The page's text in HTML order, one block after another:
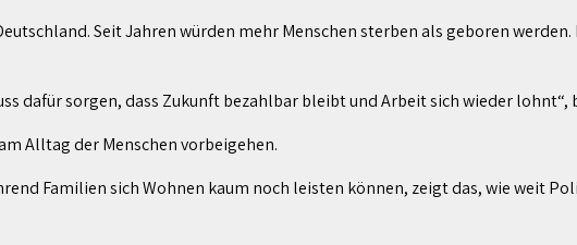
Seit Jahren würden mehr Menschen sterben als geboren werden.
dafür sorgen, dass Zukunft bezahlbar bleibt und Arbeit sich wieder
Alltag der Menschen vorbeigehen.
Familien sich Wohnen kaum noch leisten können, zeigt das, wie weit